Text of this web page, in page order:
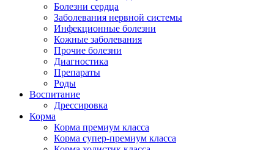
Болезни сердца
Заболевания нервной системы
Инфекционные болезни
Кожные заболевания
Прочие болезни
Диагностика
Препараты
Роды
Воспитание
Дрессировка
Корма
Корма премиум класса
Корма супер-премиум класса